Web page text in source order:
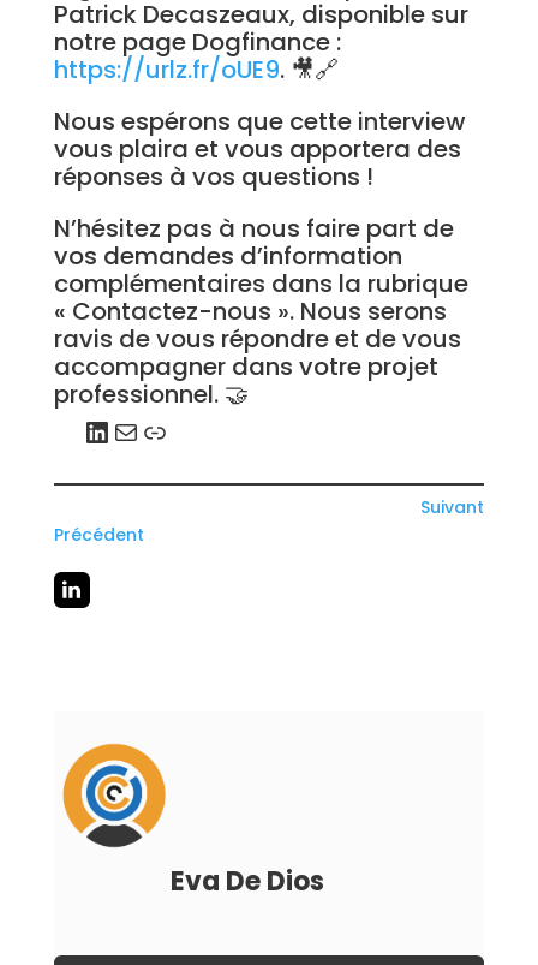
Patrick Decaszeaux, disponible sur
notre page Dogfinance :
https://urlz.fr/oUE9. 🎥🔗
Nous espérons que cette interview
vous plaira et vous apportera des
réponses à vos questions !
N’hésitez pas à nous faire part de
vos demandes d’information
complémentaires dans la rubrique
« Contactez-nous ». Nous serons
ravis de vous répondre et de vous
accompagner dans votre projet
professionnel. 🤝
LinkedIn
E-mail
Lien
Suivant
Précédent
Eva De Dios